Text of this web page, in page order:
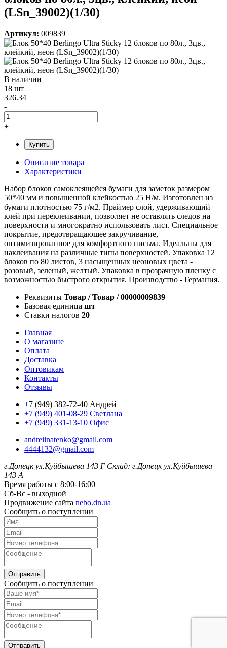
(LSn_39002)(1/30)
Артикул: 009839
В наличии
18 шт
326.34
-
+
Купить
Описание товара
Характеристики
Набор блоков самоклеящейся бумаги для заметок размером
50*40 мм и повышенной клейкостью 25 Н/м. Изготовлен из
бумаги плотностью 75 г/м2. Праймер слой, удерживающий
клей при переклеивании, позволяет не оставлять следов на
поверхности и многократно использовать лист. Специальное
покрытие, предотвращающее закручивание,
оптимизированное для комфортного письма. Идеальны для
наклеивания на различные типы поверхностей. Упаковка 12
блоков по 80 листов, 3 насыщенных неоновых цвета -
розовый, зеленый, желтый. Упаковка в прозрачную пленку с
возможностью быстрого открытия. Производство - Германия.
Реквизиты Товар / Товар / 00000009839
Базовая единица шт
Ставки налогов 20
Главная
О магазине
Оплата
Доставка
Оптовикам
Контакты
Отзывы
+7 (949) 382-72-40 Андрей
+7 (949) 401-08-29 Светлана
+7 (949) 331-13-10 Офис
andreiinatenko@gmail.com
4444132@gmail.com
г.Донецк ул.Куйбышева 143 Г Склад: г.Донецк ул.Куйбышева
143 А
Время работы с 8:00-16:00
Сб-Вс - выходной
Продвижение сайта nebo.dn.ua
Сообщить о поступлении
Отправить
Сообщить о поступлении
Отправить